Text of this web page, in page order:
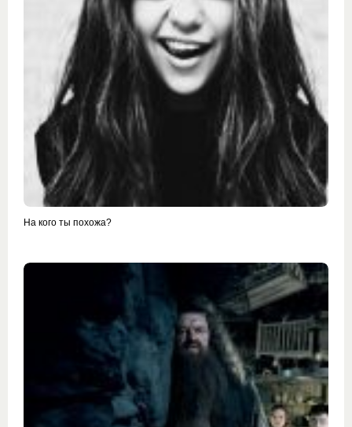
На кого ты похожа?